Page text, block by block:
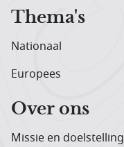
Thema's
Nationaal
Europees
Over ons
Missie en doelstelling